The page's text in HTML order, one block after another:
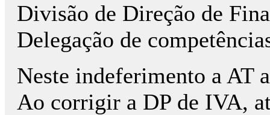
Divisão de Direção de
Delegação de
Neste indeferimento a AT
Ao corrigir a DP de IVA,